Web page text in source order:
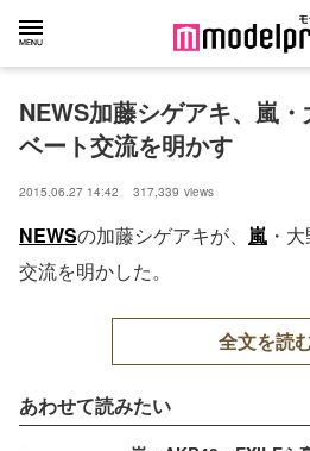
NEWS加藤シゲアキ、嵐
ベート交流を明かす
2015.06.27 14:42 317,339 views
NEWSの加藤シゲアキが、 嵐 ・
交流を明かした。
全文を読
あわせて読みたい